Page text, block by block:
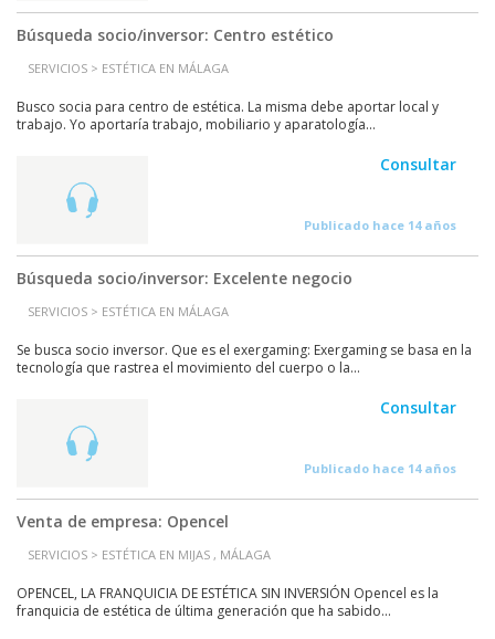
Búsqueda socio/inversor: Centro estético
SERVICIOS > ESTÉTICA EN MÁLAGA
Busco socia para centro de estética. La misma debe aportar local y
trabajo. Yo aportaría trabajo, mobiliario y aparatología...
Consultar
Publicado hace 14 años
Búsqueda socio/inversor: Excelente negocio
SERVICIOS > ESTÉTICA EN MÁLAGA
Se busca socio inversor. Que es el exergaming: Exergaming se basa en la
tecnología que rastrea el movimiento del cuerpo o la...
Consultar
Publicado hace 14 años
Venta de empresa: Opencel
SERVICIOS > ESTÉTICA EN MIJAS , MÁLAGA
OPENCEL, LA FRANQUICIA DE ESTÉTICA SIN INVERSIÓN Opencel es la
franquicia de estética de última generación que ha sabido...